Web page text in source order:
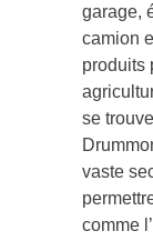
garage,
camion
produits
se
vaste
comme